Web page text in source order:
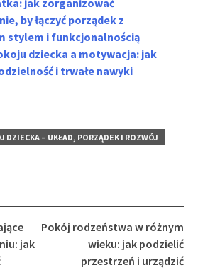
by łączyć porządek z
stylem i funkcjonalnością
dziecka a motywacja: jak
i trwałe nawyki
DZIECKA – UKŁAD, PORZĄDEK I ROZWÓJ
jak
Pokój rodzeństwa w różnym
wieku: jak podzielić
przestrzeń i urządzić